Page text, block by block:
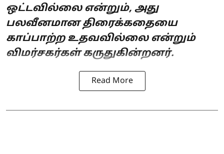
ஒட்டவில்லை என்றும், அது
பலவீனமான திரைக்கதையை
காப்பாற்ற உதவவில்லை என்றும்
விமர்சகர்கள் கருதுகின்றனர்.
Read More